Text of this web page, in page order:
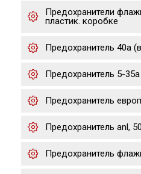
Предохранители
пластик. коробке
Предохранитель 40а
Предохранитель 5-
Предохранитель
Предохранитель anl,
Предохранитель